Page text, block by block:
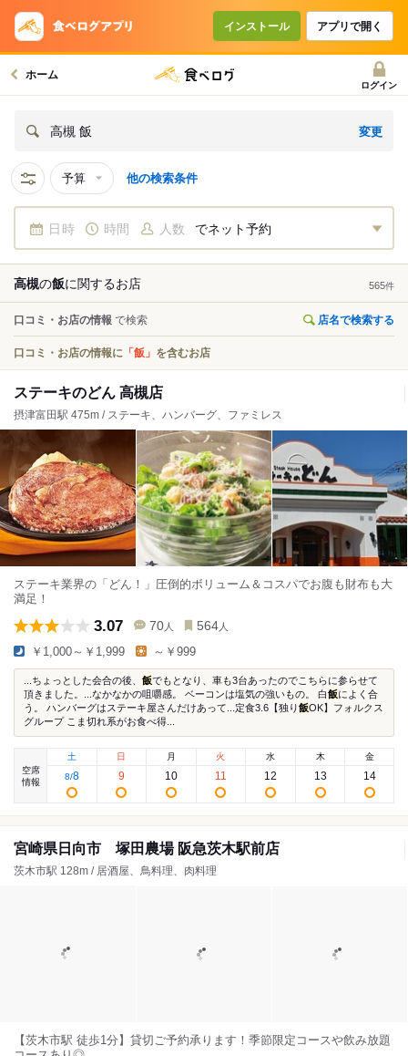
インストール アプリで開く
ホーム
ログイン
高槻 飯 変更
予算 他の検索条件
日時 時間 人数 でネット予約
高槻の飯に関するお店 565件
口コミ・お店の情報 で検索 店名で検索する
口コミ・お店の情報に 「飯」 を含むお店
ステーキのどん 高槻店
摂津富田駅 475m / ステーキ、ハンバーグ、ファミレス
ステーキ業界の「どん！」圧倒的ボリューム＆コスパでお腹も財布も大
満足！
3.07 70 人 564 人
￥1,000～￥1,999 ～￥999
...ちょっとした会合の後、 飯でもとなり、車も3台あったのでこちらに参らせて
頂きました。...なかなかの咀嚼感。 ベーコンは塩気の強いもの。 白飯によく合
う。 ハンバーグはステーキ屋さんだけあって...定食3.6【独り飯OK】フォルクス
グループ こま切れ系がお食べ得...
空席
情報
土
8/8
日
9
月
10
火
11
水
12
木
13
金
14
宮崎県日向市 塚田農場 阪急茨木駅前店
茨木市駅 128m / 居酒屋、鳥料理、肉料理
【茨木市駅 徒歩1分】貸切ご予約承ります！季節限定コースや飲み放題